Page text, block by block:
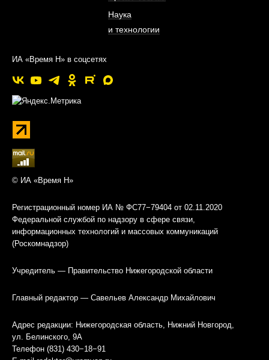
Наука
и технологии
ИА «Время Н» в соцсетях
© ИА «Время Н»
Регистрационный номер ИА № ФС77−79404 от 02.11.2020
Федеральной службой по надзору в сфере связи,
информационных технологий и массовых коммуникаций
(Роскомнадзор)
Учредитель — Правительство Нижегородской области
Главный редактор — Савельев Александр Михайлович
Адрес редакции: Нижегородская область, Нижний Новгород,
ул. Белинского, 9А
Телефон (831) 430−18−91